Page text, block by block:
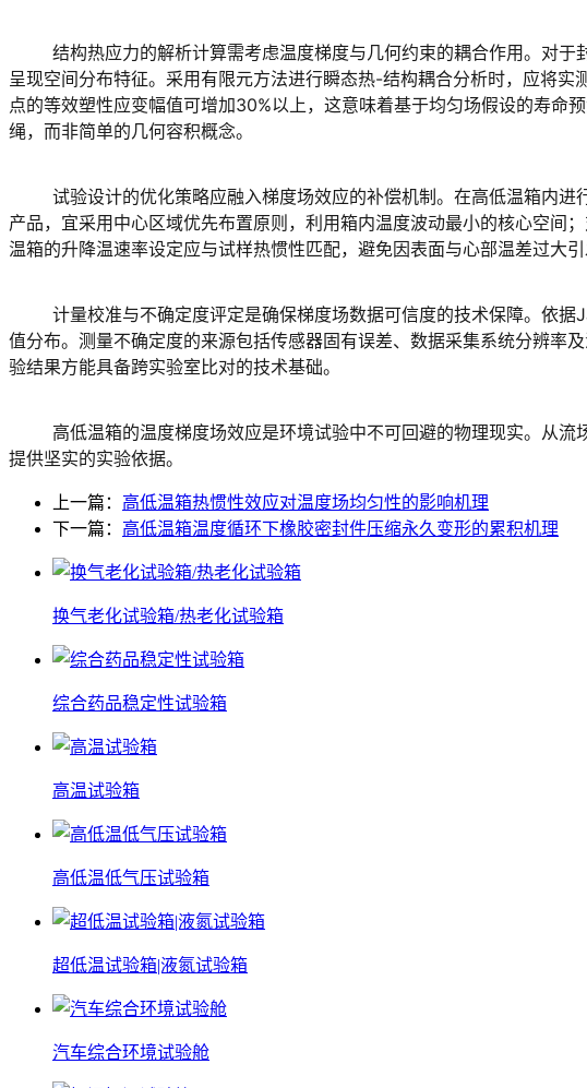
呈现空间分布特征。采用有限元方法进行瞬态热-结构耦合分析时，应将
点的等效塑性应变幅值可增加30%以上，这意味着基于均匀场假设的寿命
绳，而非简单的几何容积概念。
产品，宜采用中心区域优先布置原则，利用箱内温度波动最小的核心空间
温箱的升降温速率设定应与试样热惯性匹配，避免因表面与心部温差过大引
值分布。测量不确定度的来源包括传感器固有误差、数据采集系统分辨率
验结果方能具备跨实验室比对的技术基础。
提供坚实的实验依据。
上一篇： 高低温箱热惯性效应对温度场均匀性的影响机理
下一篇： 高低温箱温度循环下橡胶密封件压缩永久变形的累积机理
换气老化试验箱/热老化试验箱
综合药品稳定性试验箱
高温试验箱
高低温低气压试验箱
超低温试验箱|液氮试验箱
汽车综合环境试验舱